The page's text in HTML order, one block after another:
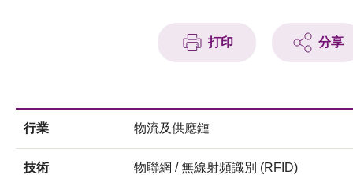
打印 分享
行業 物流及供應鏈
技術 物聯網 / 無線射頻識別 (RFID)